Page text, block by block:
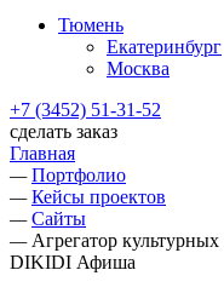
Тюмень
Екатеринбург
Москва
+7 (3452) 51-31-52
сделать заказ
Главная
— Портфолио
— Кейсы проектов
— Сайты
— Агрегатор
DIKIDI Афиша